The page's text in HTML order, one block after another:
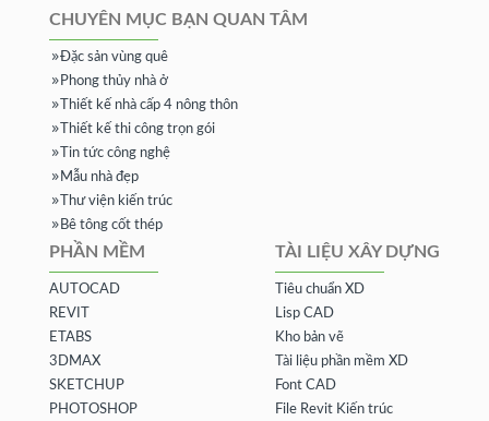
CHUYÊN MỤC BẠN QUAN TÂM
Đặc sản vùng quê
Phong thủy nhà ở
Thiết kế nhà cấp 4 nông thôn
Thiết kế thi công trọn gói
Tin tức công nghệ
Mẫu nhà đẹp
Thư viện kiến trúc
Bê tông cốt thép
PHẦN MỀM
AUTOCAD
REVIT
ETABS
3DMAX
SKETCHUP
PHOTOSHOP
TÀI LIỆU XÂY DỰNG
Tiêu chuẩn XD
Lisp CAD
Kho bản vẽ
Tài liệu phần mềm XD
Font CAD
File Revit Kiến trúc